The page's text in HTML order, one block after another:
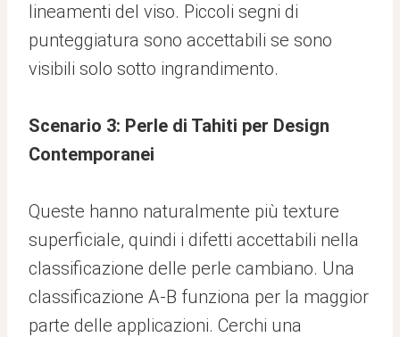
lineamenti del viso. Piccoli segni di
punteggiatura sono accettabili se sono
visibili solo sotto ingrandimento.
Scenario 3: Perle di Tahiti per Design
Contemporanei
Queste hanno naturalmente più texture
superficiale, quindi i difetti accettabili nella
classificazione delle perle cambiano. Una
classificazione A-B funziona per la maggior
parte delle applicazioni. Cerchi una